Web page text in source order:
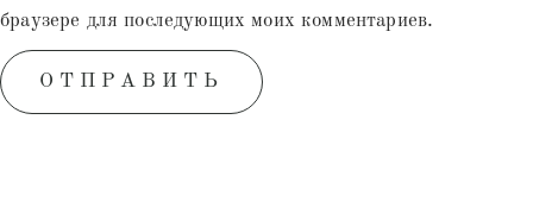
браузере для последующих моих комментариев.